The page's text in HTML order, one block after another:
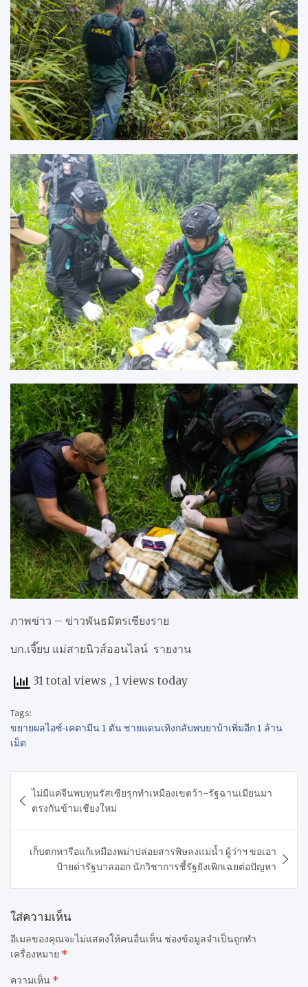
ภาพข่าว – ข่าวพันธมิตรเชียงราย
บก.เจี๊ยบ แม่สายนิวส์ออนไลน์ รายงาน
31 total views , 1 views today
Tags:
ขยายผลไอซ์-เคตามีน 1 ตัน ชายแดนเทิงกลับพบยาบ้าเพิ่มอีก 1 ล้าน
เม็ด
เรื่องไม่มีแค่จีนพบทุนรัสเซียรุกทำเหมืองเขตว้า-รัฐฉานเมียนมา
ตรงกันข้ามเชียงใหม่
เก็บตกหารือแก้เหมืองพม่าปล่อยสารพิษลงแม่น้ำ ผู้ว่าฯ ขอเอา
ป้ายด่ารัฐบาลออก นักวิชาการชี้รัฐยังเพิกเฉยต่อปัญหา
ใส่ความเห็น
อีเมลของคุณจะไม่แสดงให้คนอื่นเห็น ช่องข้อมูลจำเป็นถูกทำ
เครื่องหมาย *
ความเห็น *